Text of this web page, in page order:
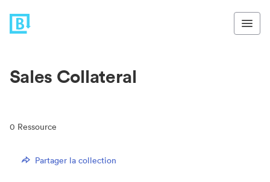
Sales Collateral
0 Ressource
Partager la collection